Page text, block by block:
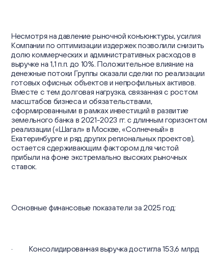
Несмотря на давление рыночной конъюнктуры, усилия
Компании по оптимизации издержек позволили снизить
долю коммерческих и административных расходов в
выручке на 1,1 п.п. до 10%. Положительное влияние на
денежные потоки Группы оказали сделки по реализации
готовых офисных объектов и непрофильных активов.
Вместе с тем долговая нагрузка, связанная с ростом
масштабов бизнеса и обязательствами,
сформированными в рамках инвестиций в развитие
земельного банка в 2021-2023 гг. с длинным горизонтом
реализации («Шагал» в Москве, «Солнечный» в
Екатеринбурге и ряд других региональных проектов),
остается сдерживающим фактором для чистой
прибыли на фоне экстремально высоких рыночных
ставок.
Основные финансовые показатели за 2025 год:
· Консолидированная выручка достигла 153,6 млрд